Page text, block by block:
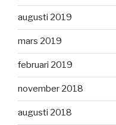
augusti 2019
mars 2019
februari 2019
november 2018
augusti 2018